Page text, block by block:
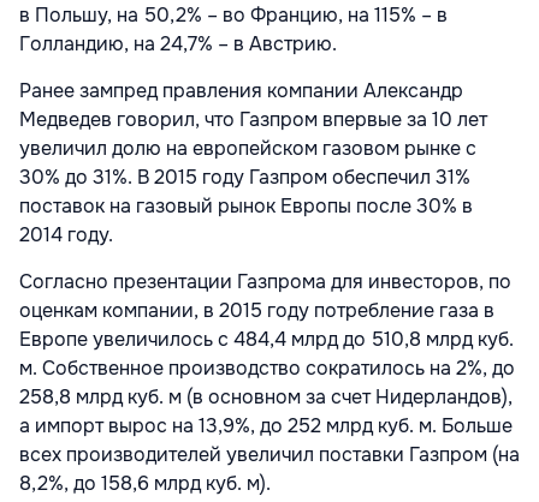
в Польшу, на 50,2% – во Францию, на 115% – в
Голландию, на 24,7% – в Австрию.
Ранее зампред правления компании Александр
Медведев говорил, что Газпром впервые за 10 лет
увеличил долю на европейском газовом рынке с
30% до 31%. В 2015 году Газпром обеспечил 31%
поставок на газовый рынок Европы после 30% в
2014 году.
Согласно презентации Газпрома для инвесторов, по
оценкам компании, в 2015 году потребление газа в
Европе увеличилось с 484,4 млрд до 510,8 млрд куб.
м. Собственное производство сократилось на 2%, до
258,8 млрд куб. м (в основном за счет Нидерландов),
а импорт вырос на 13,9%, до 252 млрд куб. м. Больше
всех производителей увеличил поставки Газпром (на
8,2%, до 158,6 млрд куб. м).